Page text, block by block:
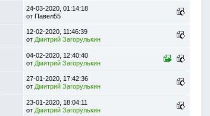
24-03-2020, 01:14:18
отПавел55
12-02-2020, 11:46:39
от Дмитрий Загорулькин
04-02-2020, 12:40:40
от Дмитрий Загорулькин
27-01-2020, 17:42:36
от Дмитрий Загорулькин
23-01-2020, 18:04:11
от Дмитрий Загорулькин